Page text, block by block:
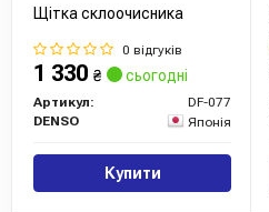
Щітка склоочисника
0 відгуків
1 330 ₴ сьогодні
Артикул:
DF-077
DENSO
Японія
Купити